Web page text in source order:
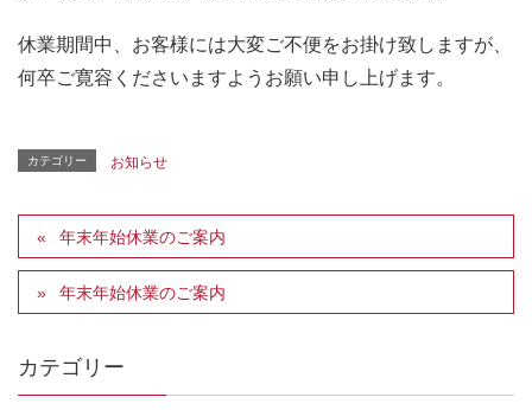
休業期間中、お客様には大変ご不便をお掛け致しますが、
何卒ご寛容くださいますようお願い申し上げます。
カテゴリー お知らせ
年末年始休業のご案内
年末年始休業のご案内
カテゴリー